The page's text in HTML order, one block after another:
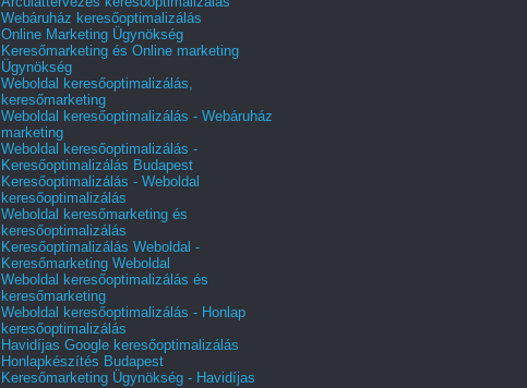
Webáruház keresőoptimalizálás
Online Marketing Ügynökség
Keresőmarketing és Online marketing
Ügynökség
Weboldal keresőoptimalizálás,
keresőmarketing
Weboldal keresőoptimalizálás - Webáruház
marketing
Weboldal keresőoptimalizálás -
Keresőoptimalizálás Budapest
Keresőoptimalizálás - Weboldal
keresőoptimalizálás
Weboldal keresőmarketing és
keresőoptimalizálás
Keresőoptimalizálás Weboldal -
Keresőmarketing Weboldal
Weboldal keresőoptimalizálás és
keresőmarketing
Weboldal keresőoptimalizálás - Honlap
keresőoptimalizálás
Havidíjas Google keresőoptimalizálás
Honlapkészítés Budapest
Keresőmarketing Ügynökség - Havidíjas